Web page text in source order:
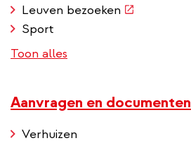
Leuven bezoeken (externe
Sport
Toon alles
Aanvragen en documenten
Verhuizen